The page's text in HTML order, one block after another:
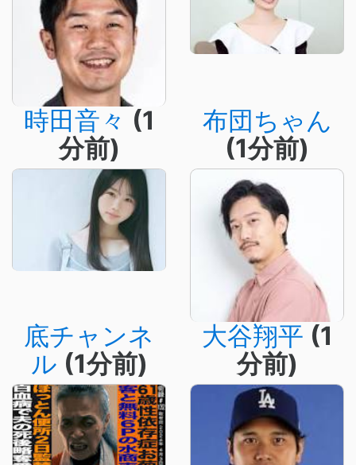
時田音々 (1
分前)
布団ちゃん
(1分前)
底チャンネ
ル (1分前)
大谷翔平 (1
分前)